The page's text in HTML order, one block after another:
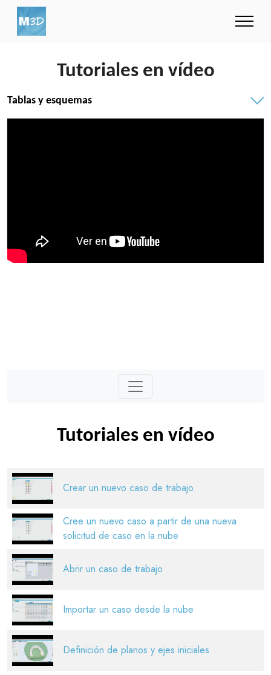
Tutoriales en vídeo
Tablas y esquemas
Tutoriales en vídeo
Crear un nuevo caso de trabajo
Cree un nuevo caso a partir de una nueva
solicitud de caso en la nube
Abrir un caso de trabajo
Importar un caso desde la nube
Definición de planos y ejes iniciales